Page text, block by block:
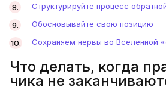
Структурируйте процесс
Обосновывайте свою позицию
Сохраняем нервы во Вселенной
Что делать, когда
чика не